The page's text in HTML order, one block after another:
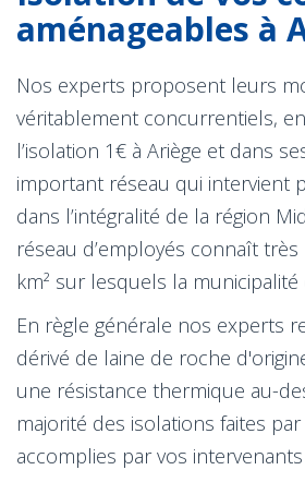
aménageables à
Nos experts proposent leurs
véritablement concurrentiels,
l’isolation 1€ à Ariège et dans
important réseau qui intervient
dans l’intégralité de la région
réseau d’employés connaît
km² sur lesquels la municipalité
En règle générale nos experts
dérivé de laine de roche
une résistance thermique au-
majorité des isolations faites
accomplies par vos intervenants